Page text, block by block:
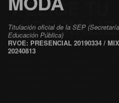
Complementa tu formación creativa
especializaciones estratégicas de alta